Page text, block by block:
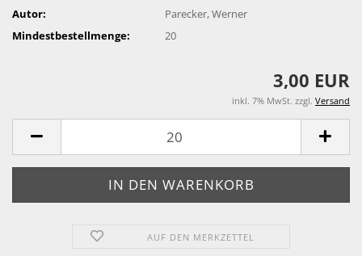
Autor:
Parecker, Werner
Mindestbestellmenge:
20
3,00 EUR
inkl. 7% MwSt. zzgl. Versand
AUF DEN MERKZETTEL